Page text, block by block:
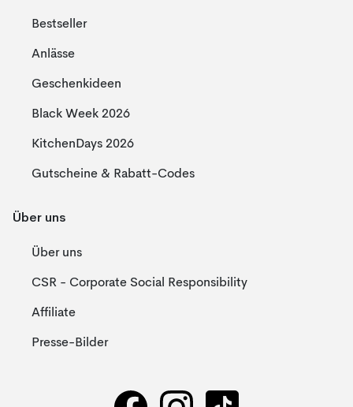
Bestseller
Anlässe
Geschenkideen
Black Week 2026
KitchenDays 2026
Gutscheine & Rabatt-Codes
Über uns
Über uns
CSR - Corporate Social Responsibility
Affiliate
Presse-Bilder